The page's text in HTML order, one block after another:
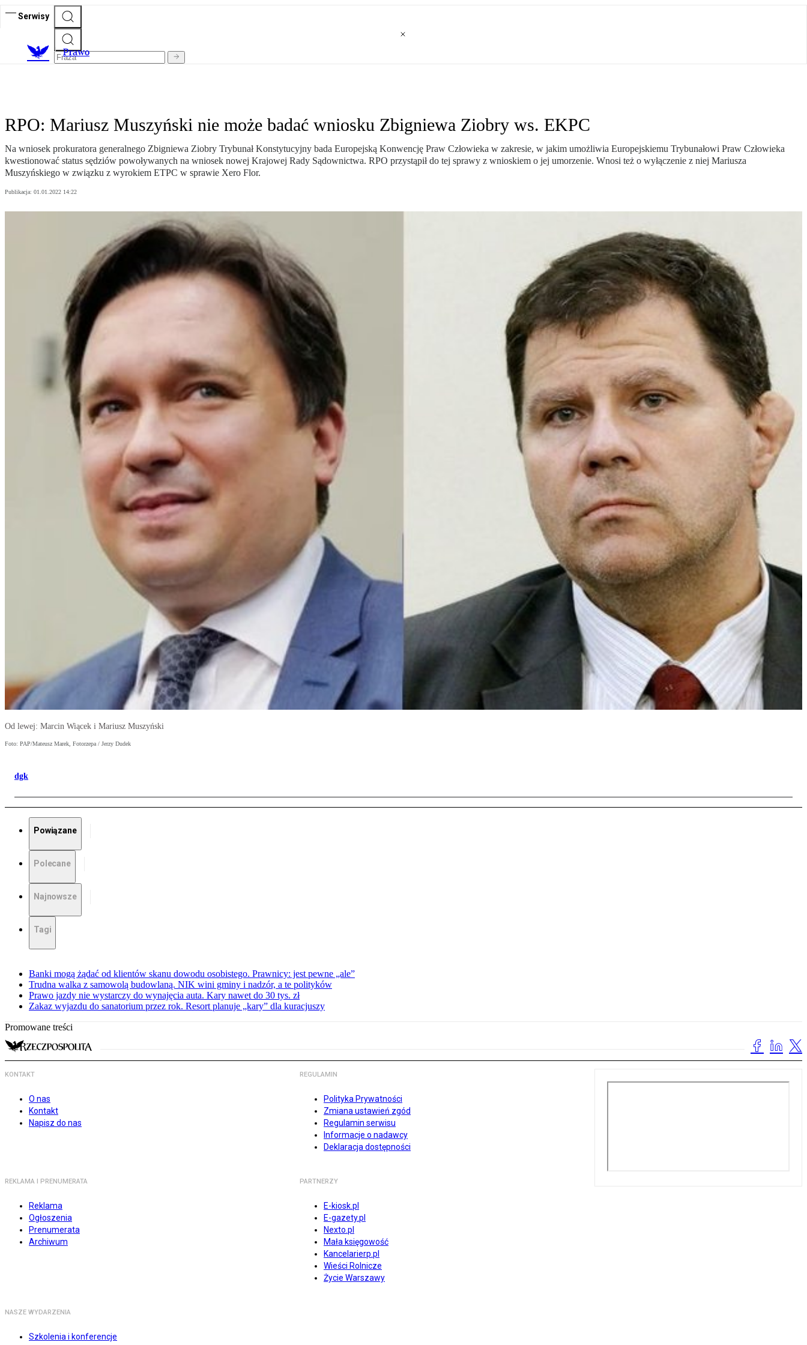
Serwisy
Prawo
RPO: Mariusz Muszyński nie może badać wniosku Zbigniewa Ziobry ws. EKPC
Na wniosek prokuratora generalnego Zbigniewa Ziobry Trybunał Konstytucyjny bada Europejską Konwencję Praw Człowieka w zakresie, w jakim umożliwia Europejskiemu Trybunałowi Praw Człowieka
kwestionować status sędziów powoływanych na wniosek nowej Krajowej Rady Sądownictwa. RPO przystąpił do tej sprawy z wnioskiem o jej umorzenie. Wnosi też o wyłączenie z niej Mariusza
Muszyńskiego w związku z wyrokiem ETPC w sprawie Xero Flor.
Publikacja: 01.01.2022 14:22
Od lewej: Marcin Wiącek i Mariusz Muszyński
Foto: PAP/Mateusz Marek, Fotorzepa / Jerzy Dudek
dgk
Powiązane
Polecane
Najnowsze
Tagi
Banki mogą żądać od klientów skanu dowodu osobistego. Prawnicy: jest pewne „ale”
Trudna walka z samowolą budowlaną. NIK wini gminy i nadzór, a te polityków
Prawo jazdy nie wystarczy do wynajęcia auta. Kary nawet do 30 tys. zł
Zakaz wyjazdu do sanatorium przez rok. Resort planuje „kary” dla kuracjuszy
Promowane treści
KONTAKT
O nas
Kontakt
Napisz do nas
REGULAMIN
Polityka Prywatności
Zmiana ustawień zgód
Regulamin serwisu
Informacje o nadawcy
Deklaracja dostępności
REKLAMA I PRENUMERATA
Reklama
Ogłoszenia
Prenumerata
Archiwum
PARTNERZY
E-kiosk.pl
E-gazety.pl
Nexto.pl
Mała księgowość
Kancelarierp.pl
Wieści Rolnicze
Życie Warszawy
NASZE WYDARZENIA
Szkolenia i konferencje